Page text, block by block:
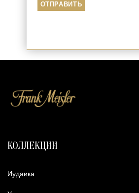
КОЛЛЕКЦИИ
Иудаика